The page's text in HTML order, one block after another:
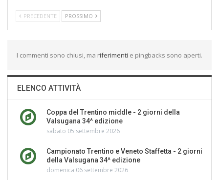
PRECEDENTE PROSSIMO
I commenti sono chiusi, ma riferimenti e pingbacks sono aperti.
ELENCO ATTIVITÀ
Coppa del Trentino middle - 2 giorni della
Valsugana 34^ edizione
sabato 05 settembre 2026
Campionato Trentino e Veneto Staffetta - 2 giorni
della Valsugana 34^ edizione
domenica 06 settembre 2026